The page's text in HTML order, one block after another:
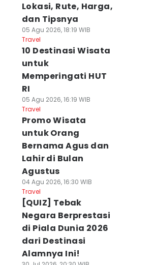
Lokasi, Rute, Harga,
dan Tipsnya
05 Agu 2026, 18:19 WIB
Travel
10 Destinasi Wisata
untuk
Memperingati HUT
RI
05 Agu 2026, 16:19 WIB
Travel
Promo Wisata
untuk Orang
Bernama Agus dan
Lahir di Bulan
Agustus
04 Agu 2026, 16:30 WIB
Travel
[QUIZ] Tebak
Negara Berprestasi
di Piala Dunia 2026
dari Destinasi
Alamnya Ini!